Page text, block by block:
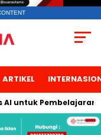
ARTIKEL
Pembelajaran